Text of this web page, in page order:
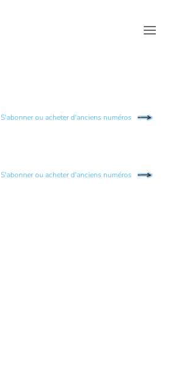
S'abonner ou acheter d'anciens numéros
S'abonner ou acheter d'anciens numéros